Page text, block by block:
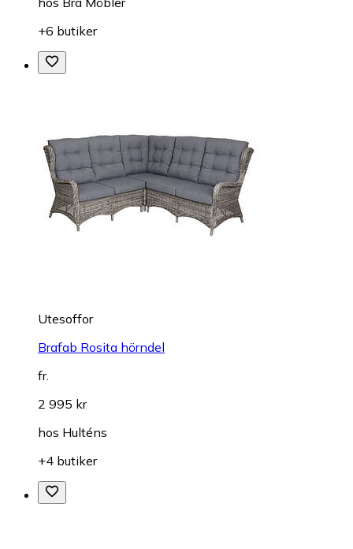
+6 butiker
Utesoffor
Brafab Rosita hörndel
fr.
2 995 kr
hos Hulténs
+4 butiker